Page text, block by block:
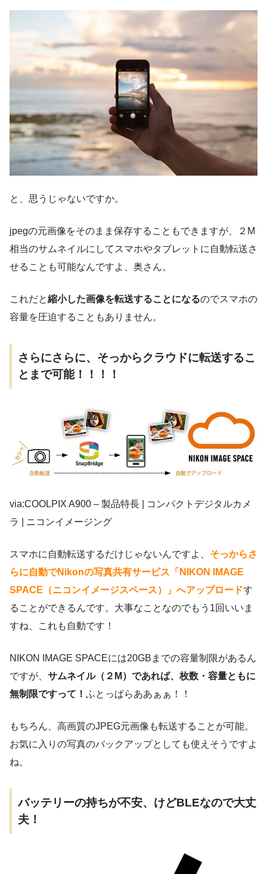
と、思うじゃないですか。
jpegの元画像をそのまま保存することもできますが、２M
相当のサムネイルにしてスマホやタブレットに自動転送さ
せることも可能なんですよ、奥さん。
これだと縮小した画像を転送することになるのでスマホの
容量を圧迫することもありません。
さらにさらに、そっからクラウドに転送するこ
とまで可能！！！！
via:COOLPIX A900 – 製品特長 | コンパクトデジタルカメ
ラ | ニコンイメージング
スマホに自動転送するだけじゃないんですよ、 そっからさ
らに自動でNikonの写真共有サービス「NIKON IMAGE
SPACE（ニコンイメージスペース）」へアップロードす
ることができるんです。大事なことなのでもう1回いいま
すね、これも自動です！
NIKON IMAGE SPACEには20GBまでの容量制限があるん
ですが、 サムネイル（２M）であれば、枚数・容量ともに
無制限ですって！ ふとっぱらああぁぁ！！
もちろん、高画質のJPEG元画像も転送することが可能。
お気に入りの写真のバックアップとしても使えそうですよ
ね。
バッテリーの持ちが不安、けどBLEなので大丈
夫！